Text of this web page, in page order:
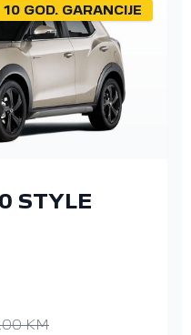
10 GOD. GARANCIJE
STYLE
KM